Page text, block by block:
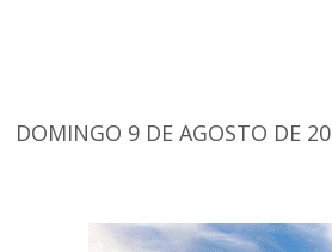
DOMINGO 9 DE AGOSTO DE